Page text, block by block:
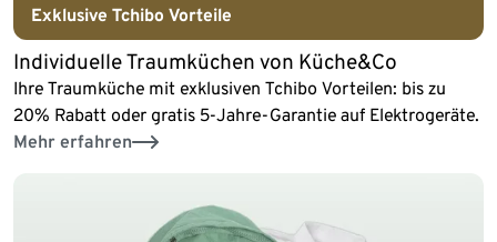
Exklusive Tchibo Vorteile
Individuelle Traumküchen von Küche&Co
Ihre Traumküche mit exklusiven Tchibo Vorteilen: bis zu
20% Rabatt oder gratis 5-Jahre-Garantie auf Elektrogeräte.
Mehr erfahren